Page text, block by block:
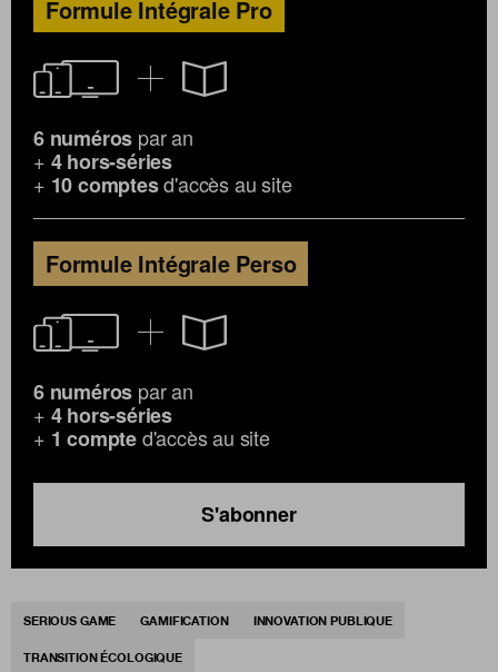
Formule Intégrale Pro
6 numéros par an
+ 4 hors-séries
+ 10 comptesd'accès au site
Formule Intégrale Perso
6 numéros par an
+ 4 hors-séries
+ 1 compted'accès au site
S'abonner
SERIOUS GAME GAMIFICATION INNOVATION PUBLIQUE
TRANSITION ÉCOLOGIQUE